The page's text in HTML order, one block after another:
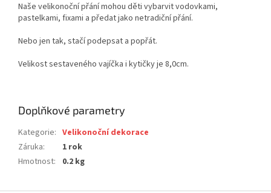
Naše velikonoční přání mohou děti vybarvit vodovkami,
pastelkami, fixami a předat jako netradiční přání.
Nebo jen tak, stačí podepsat a popřát.
Velikost sestaveného vajíčka i kytičky je 8,0cm.
Doplňkové parametry
Kategorie: Velikonoční dekorace
Záruka:
1 rok
Hmotnost: 0.2 kg